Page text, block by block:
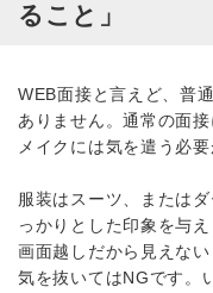
ること」
WEB面接と言えど、普
ありません。通常の面
メイクには気を遣う必要
服装はスーツ、または
っかりとした印象を与
画面越しだから見えな
気を抜いてはNGです。